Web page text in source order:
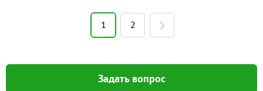
1 2
Задать вопрос